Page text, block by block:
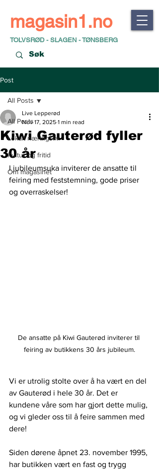
magasin1.no
TOLVSRØD - SLAGEN - TØNSBERG
Post
All Posts
Lokalt næringsliv
Kultur og fritid
Om magasinet
All Posts
Kiwi Gauterød fyller
30 år
Live Lepperød
Nov 17, 2025 1 min read
I jubileumsuka inviterer de ansatte til
feiring med feststemning, gode priser
og overraskelser!
De ansatte på Kiwi Gauterød inviterer til
feiring av butikkens 30 års jubileum.
Vi er utrolig stolte over å ha vært en del
av Gauterød i hele 30 år. Det er
kundene våre som har gjort dette mulig,
og vi gleder oss til å feire sammen med
dere!
Siden dørene åpnet 23. november 1995,
har butikken vært en fast og trygg